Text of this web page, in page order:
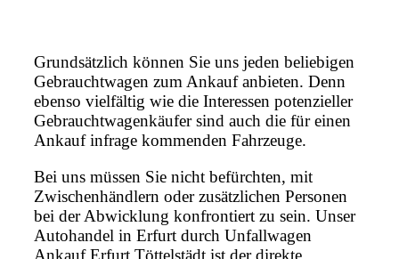
Grundsätzlich können Sie uns jeden beliebigen
Gebrauchtwagen zum Ankauf anbieten. Denn
ebenso vielfältig wie die Interessen potenzieller
Gebrauchtwagenkäufer sind auch die für einen
Ankauf infrage kommenden Fahrzeuge.
Bei uns müssen Sie nicht befürchten, mit
Zwischenhändlern oder zusätzlichen Personen
bei der Abwicklung konfrontiert zu sein. Unser
Autohandel in Erfurt durch Unfallwagen
Ankauf Erfurt Töttelstädt ist der direkte